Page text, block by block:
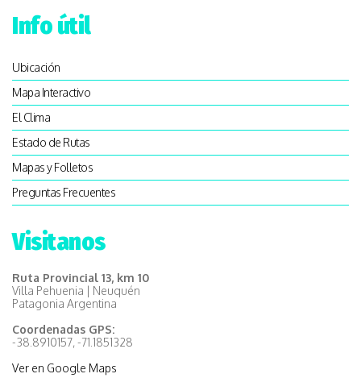
Info útil
Ubicación
Mapa Interactivo
El Clima
Estado de Rutas
Mapas y Folletos
Preguntas Frecuentes
Visitanos
Ruta Provincial 13, km 10
Villa Pehuenia | Neuquén
Patagonia Argentina
Coordenadas GPS:
-38.8910157, -71.1851328
Ver en Google Maps